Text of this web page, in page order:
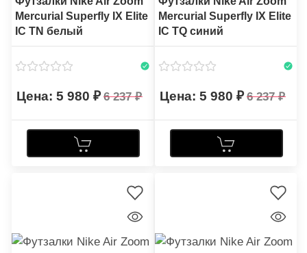
Mercurial Superfly IX Elite
IC TN белый
5 980 6 237
Mercurial Superfly IX Elite
IC TQ синий
5 980 6 237